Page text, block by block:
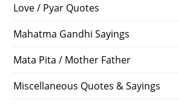
Love / Pyar Quotes
Mahatma Gandhi Sayings
Mata Pita / Mother Father
Miscellaneous Quotes & Sayings